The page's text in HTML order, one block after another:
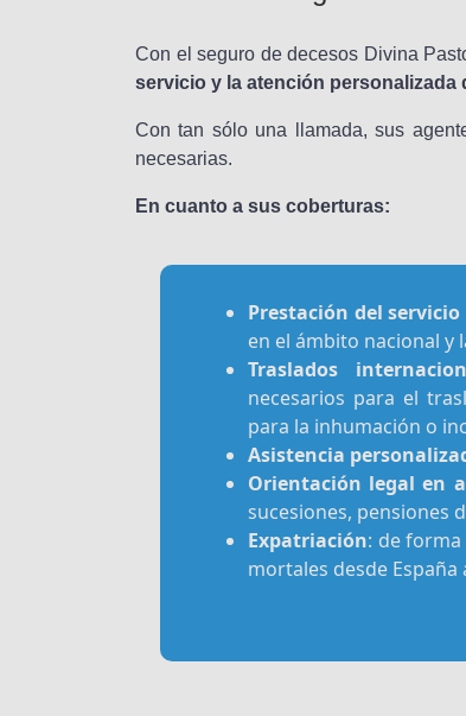
Con el seguro de decesos Divina
servicio y la atención personalizada
Con tan sólo una llamada, sus
necesarias.
En cuanto a sus coberturas:
Prestación del
en el ámbito nacional y
Traslados
necesarios para el
para la inhumación o
Asistencia
Orientación legal en
sucesiones, pensiones
Expatriación: de
mortales desde España